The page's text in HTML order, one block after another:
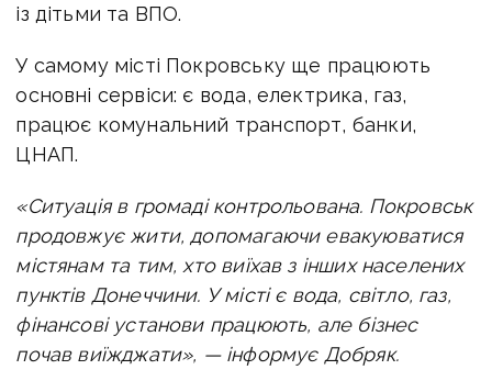
із дітьми та ВПО.
У самому місті Покровську ще працюють
основні сервіси: є вода, електрика, газ,
працює комунальний транспорт, банки,
ЦНАП.
«Ситуація в громаді контрольована. Покровськ
продовжує жити, допомагаючи евакуюватися
містянам та тим, хто виїхав з інших населених
пунктів Донеччини. У місті є вода, світло, газ,
фінансові установи працюють, але бізнес
почав виїжджати», — інформує Добряк.